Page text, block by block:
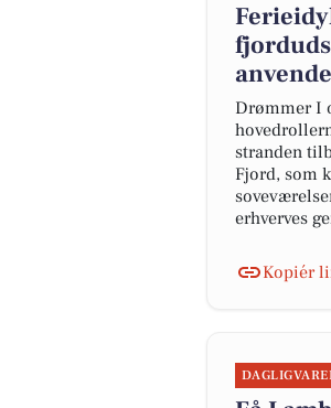
Drømmer I
stranden
Fjord, som
erhverves
Kopiér